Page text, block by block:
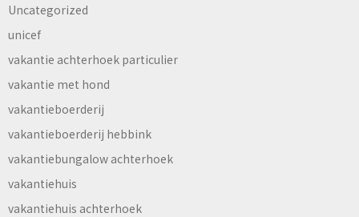
Uncategorized
unicef
vakantie achterhoek particulier
vakantie met hond
vakantieboerderij
vakantieboerderij hebbink
vakantiebungalow achterhoek
vakantiehuis
vakantiehuis achterhoek